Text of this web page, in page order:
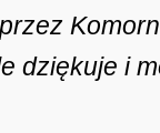
dziękuje i